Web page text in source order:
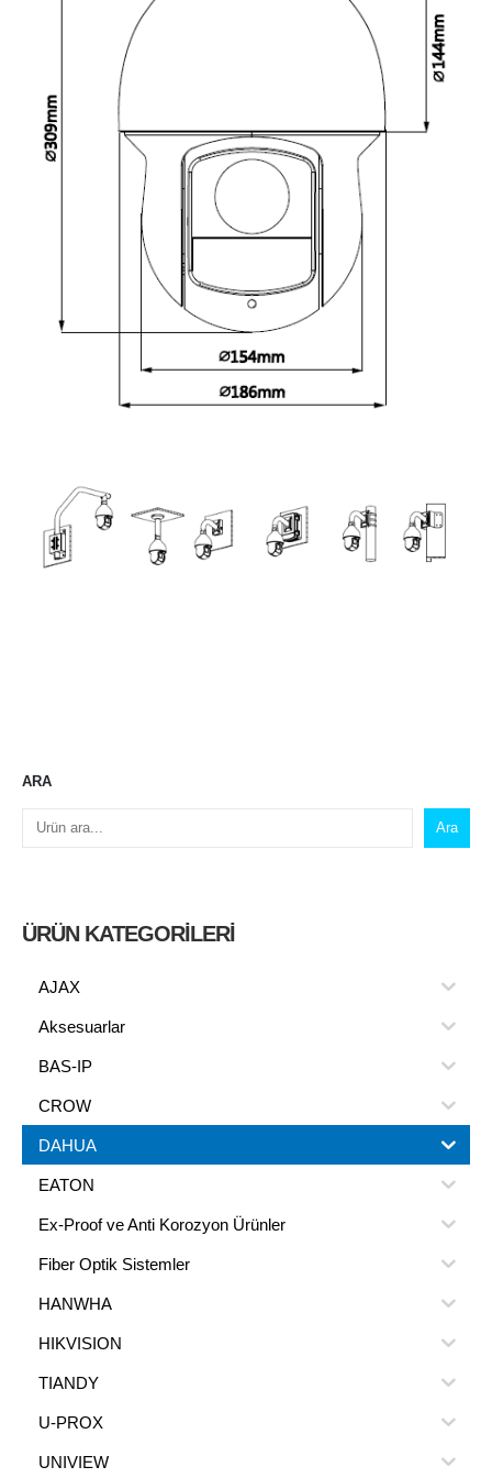
ARA
Ara
ÜRÜN KATEGORILERI
AJAX
Aksesuarlar
BAS-IP
CROW
DAHUA
EATON
Ex-Proof ve Anti Korozyon Ürünler
Fiber Optik Sistemler
HANWHA
HIKVISION
TIANDY
U-PROX
UNIVIEW